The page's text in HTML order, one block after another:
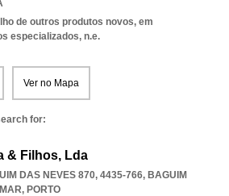
de outros produtos novos, em
especializados, n.e.
Ver no Mapa
for:
& Filhos, Lda
DAS NEVES 870, 4435-766, BAGUIM
, PORTO